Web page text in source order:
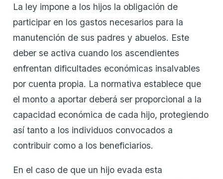
La ley impone a los hijos la obligación de
participar en los gastos necesarios para la
manutención de sus padres y abuelos. Este
deber se activa cuando los ascendientes
enfrentan dificultades económicas insalvables
por cuenta propia. La normativa establece que
el monto a aportar deberá ser proporcional a la
capacidad económica de cada hijo, protegiendo
así tanto a los individuos convocados a
contribuir como a los beneficiarios.
En el caso de que un hijo evada esta